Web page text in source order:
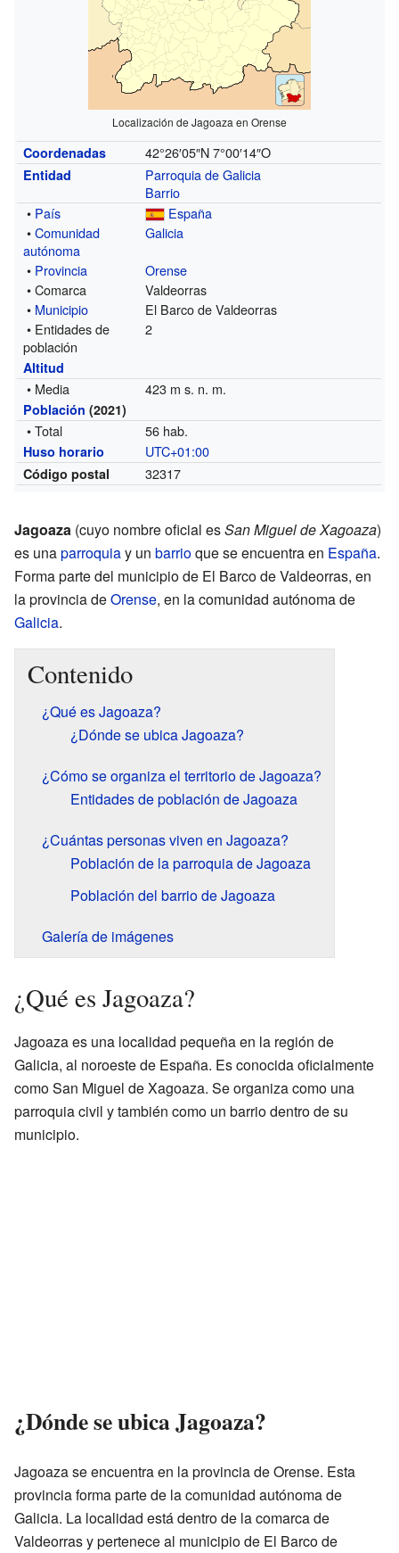
Localización de Jagoaza en Orense
Coordenadas 42°26′05″N 7°00′14″O
Entidad
Parroquia de Galicia
Barrio
• País
España
•Comunidad
autónoma
Galicia
• Provincia
Orense
• Comarca
Valdeorras
• Municipio
El Barco de Valdeorras
• Entidades de
población
2
Altitud
• Media 423 m s. n. m.
Población (2021)
• Total 56 hab.
Huso horario UTC+01:00
Código postal 32317
Jagoaza (cuyo nombre oficial esSan Miguel de Xagoaza)
es unaparroquiay un barrioque se encuentra en España.
Forma parte del municipio de El Barco de Valdeorras, en
la provincia deOrense, en la comunidad autónoma de
Galicia.
Contenido
¿Qué es Jagoaza?
¿Dónde se ubica Jagoaza?
¿Cómo se organiza el territorio de Jagoaza?
Entidades de población de Jagoaza
¿Cuántas personas viven en Jagoaza?
Población de la parroquia de Jagoaza
Población del barrio de Jagoaza
Galería de imágenes
¿Qué es Jagoaza?
Jagoaza es una localidad pequeña en la región de
Galicia, al noroeste de España. Es conocida oficialmente
como San Miguel de Xagoaza. Se organiza como una
parroquia civil y también como un barrio dentro de su
municipio.
¿Dónde se ubica Jagoaza?
Jagoaza se encuentra en la provincia de Orense. Esta
provincia forma parte de la comunidad autónoma de
Galicia. La localidad está dentro de la comarca de
Valdeorras y pertenece al municipio de El Barco de